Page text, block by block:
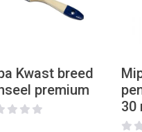
Kwast breed
premium
30